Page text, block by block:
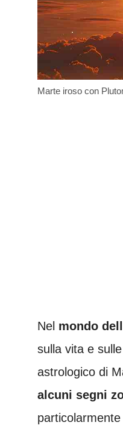
Marte iroso con
Nel mondo
sulla vita e
astrologico di
alcuni segni